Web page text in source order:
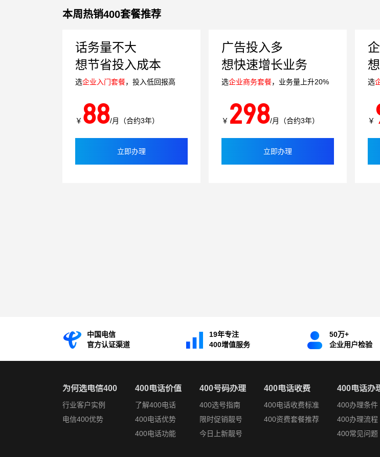
本周热销400套餐推荐
话务量不大
想节省投入成本
选企业入门套餐，投入低回报高
￥ 88/月（合约3年）
立即办理
广告投入多
想快速增长业务
选企业商务套餐，业务量上升20%
￥ 298/月（合约3年）
立即办理
选
￥
中国电信
官方认证渠道
19年专注
400增值服务
50万+
企业用户检验
为何选电信400
行业客户实例
电信400优势
400电话价值
了解400电话
400电话优势
400电话功能
400号码办理
400选号指南
限时促销靓号
今日上新靓号
400电话收费
400电话收费标准
400资费套餐推荐
400电话办
400办理条件
400办理流程
400常见问题